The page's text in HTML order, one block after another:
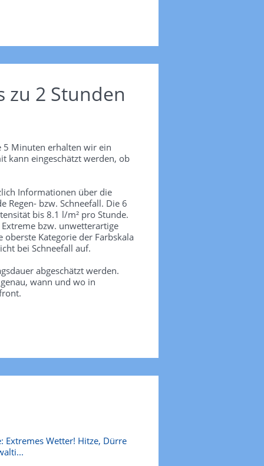
zu 2 Stunden
5 Minuten erhalten wir ein
kann eingeschätzt werden, ob
Informationen über die
Regen- bzw. Schneefall. Die 6
bis 8.1 l/m² pro Stunde.
bzw. unwetterartige
Kategorie der Farbskala
bei Schneefall auf.
abgeschätzt werden.
wann und wo in
Extremes Wetter! Hitze, Dürre